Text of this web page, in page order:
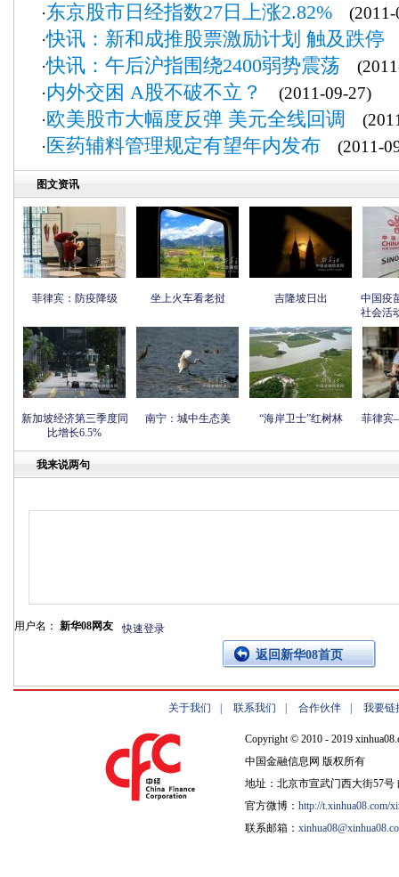
·东京股市日经指数27日上涨2.82% (2011-
·快讯：新和成推股票激励计划 触及跌停
·快讯：午后沪指围绕2400弱势震荡
·内外交困 A股不破不立？
(2011-09-27)
·欧美股市大幅度反弹 美元全线回调
·医药辅料管理规定有望年内发布 (2011-
图文资讯
菲律宾：防疫降级 坐上火车看老挝 吉隆坡日出
中国疫
社会活
新加坡经济第三季度同
比增长6.5%
南宁：城中生态美 “海岸卫士”红树林 菲律宾
我来说两句
用户名： 新华08网友 快速登录
返回新华08首页
关于我们 联系我们 合作伙伴 我要链
Copyright © 2010 - 2019
中国金融信息网 版权所有
地址：北京市宣武门西大街57号
官方微博： http://t.xinhua08.com/
联系邮箱：